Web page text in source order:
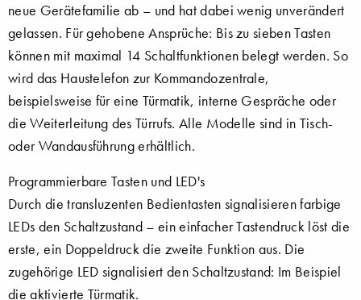
neue Gerätefamilie ab – und hat dabei wenig unverändert
gelassen. Für gehobene Ansprüche: Bis zu sieben Tasten
können mit maximal 14 Schaltfunktionen belegt werden. So
wird das Haustelefon zur Kommandozentrale,
beispielsweise für eine Türmatik, interne Gespräche oder
die Weiterleitung des Türrufs. Alle Modelle sind in Tisch-
oder Wandausführung erhältlich.
Programmierbare Tasten und LED's
Durch die transluzenten Bedientasten signalisieren farbige
LEDs den Schaltzustand – ein einfacher Tastendruck löst die
erste, ein Doppeldruck die zweite Funktion aus. Die
zugehörige LED signalisiert den Schaltzustand: Im Beispiel
die aktivierte Türmatik.